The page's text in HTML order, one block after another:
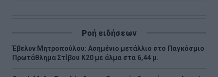
Ροή ειδήσεων
Έβελυν Μητροπούλου: Ασημένιο μετάλλιο στο Παγκόσμιο
Πρωτάθλημα Στίβου Κ20 με άλμα στα 6,44 μ.